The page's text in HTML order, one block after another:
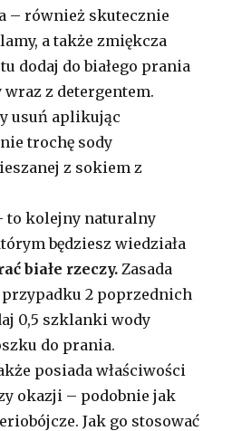
– również skutecznie
a także zmiękcza
dodaj do białego prania
z detergentem.
usuń aplikując
trochę sody
z sokiem z
to kolejny naturalny
będziesz wiedziała
białe rzeczy. Zasada
przypadku 2 poprzednich
0,5 szklanki wody
do prania.
posiada właściwości
okazji – podobnie jak
Jak go stosować